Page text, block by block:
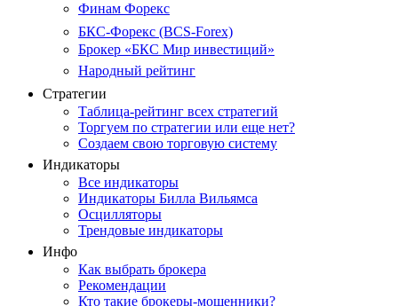
Финам Форекс
БКС-Форекс (BCS-Forex)
Брокер «БКС Мир инвестиций»
Народный рейтинг
Стратегии
Таблица-рейтинг всех стратегий
Торгуем по стратегии или еще нет?
Создаем свою торговую систему
Индикаторы
Все индикаторы
Индикаторы Билла Вильямса
Осцилляторы
Трендовые индикаторы
Инфо
Как выбрать брокера
Рекомендации
Кто такие брокеры-мошенники?